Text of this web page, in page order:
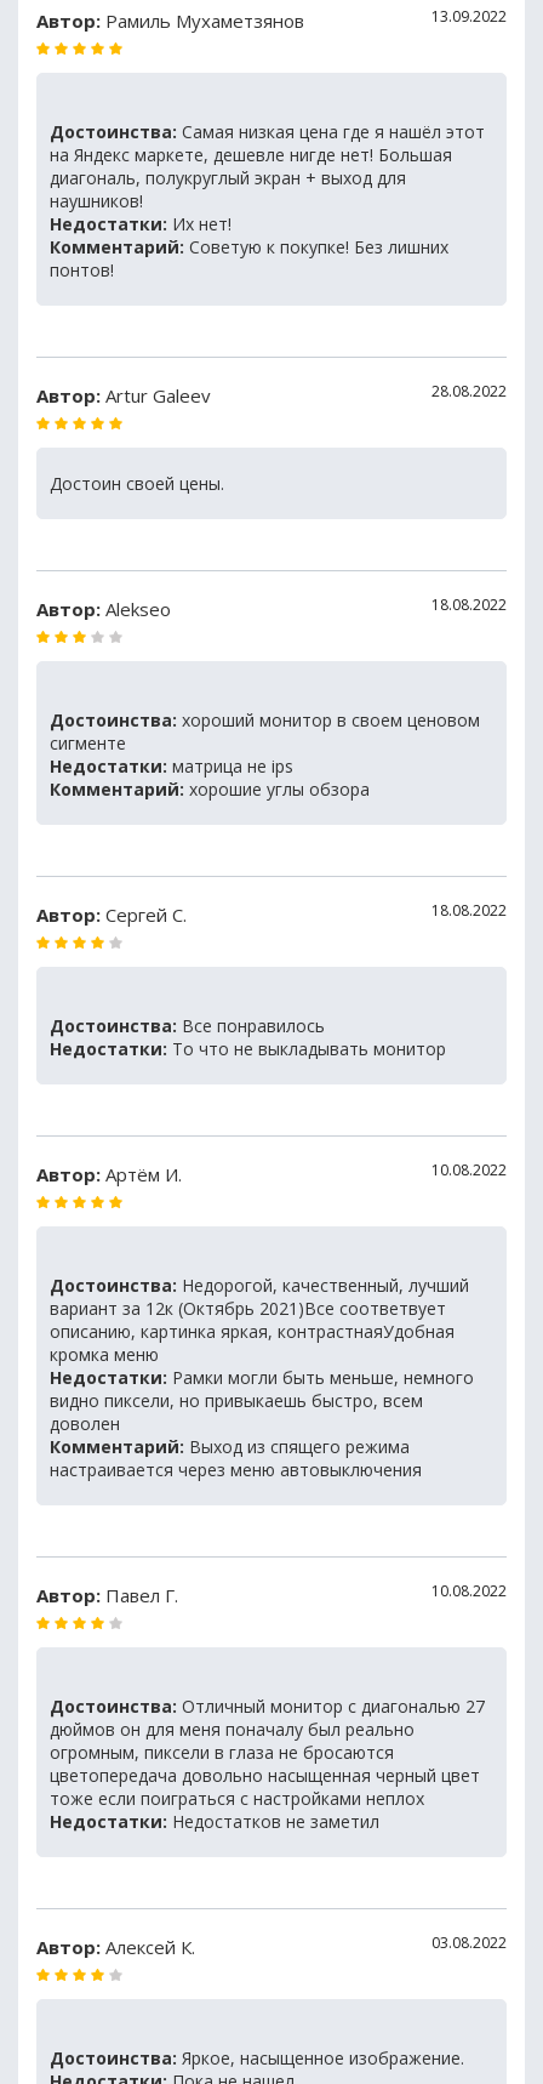
Автор: Рамиль Мухаметзянов 13.09.2022
Достоинства: Самая низкая цена где я нашёл этот
на Яндекс маркете, дешевле нигде нет! Большая
диагональ, полукруглый экран + выход для
наушников!
Недостатки: Их нет!
Комментарий: Советую к покупке! Без лишних
понтов!
Автор: Artur Galeev 28.08.2022
Достоин своей цены.
Автор: Alekseo 18.08.2022
Достоинства: хороший монитор в своем ценовом
сигменте
Недостатки: матрица не ips
Комментарий: хорошие углы обзора
Автор: Сергей С. 18.08.2022
Достоинства: Все понравилось
Недостатки: То что не выкладывать монитор
Автор: Артём И. 10.08.2022
Достоинства: Недорогой, качественный, лучший
вариант за 12к (Октябрь 2021)Все соответвует
описанию, картинка яркая, контрастнаяУдобная
кромка меню
Недостатки: Рамки могли быть меньше, немного
видно пиксели, но привыкаешь быстро, всем
доволен
Комментарий: Выход из спящего режима
настраивается через меню автовыключения
Автор: Павел Г. 10.08.2022
Достоинства: Отличный монитор с диагональю 27
дюймов он для меня поначалу был реально
огромным, пиксели в глаза не бросаются
цветопередача довольно насыщенная черный цвет
тоже если поиграться с настройками неплох
Недостатки: Недостатков не заметил
Автор: Алексей К. 03.08.2022
Достоинства: Яркое, насыщенное изображение.